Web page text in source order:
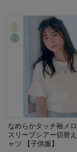
なめらかタッチ袖メ
スリーブシアー切替
ャツ 【子供服】